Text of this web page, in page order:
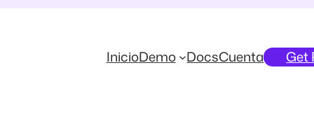
InicioDemo DocsCuenta Get